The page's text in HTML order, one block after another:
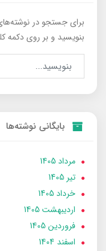
برای جستجو در
بنویسید و بر روی دکمه
بایگانی نوشته‌ها
مرداد 1405
تير 1405
خرداد 1405
ارديبهشت 1405
فروردین 1405
اسفند 1404